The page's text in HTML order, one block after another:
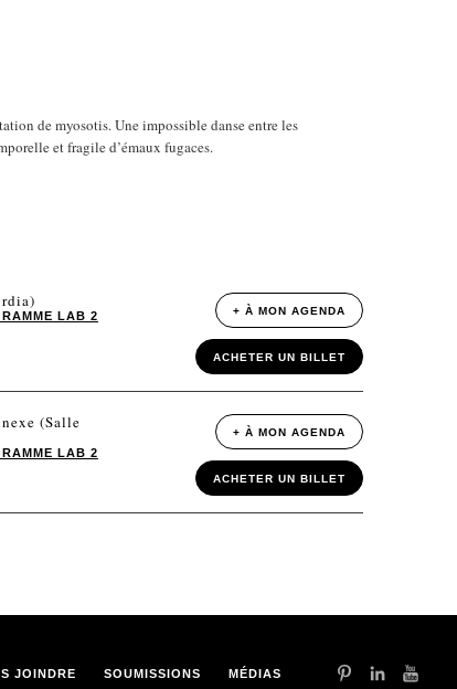
de myosotis. Une impossible danse entre les
et fragile d’émaux fugaces.
LAB 2 + À MON AGENDA
ACHETER UN BILLET
(Salle
LAB 2
+ À MON AGENDA
ACHETER UN BILLET
MÉDIAS
SOUMISSIONS
JOINDRE